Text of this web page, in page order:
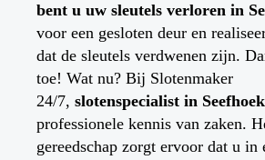
bent u uw sleutels verloren in
voor een gesloten deur en
dat de sleutels verdwenen zijn.
toe! Wat nu? Bij Slotenmaker
24/7, slotenspecialist in Seefhoek
professionele kennis van zaken.
gereedschap zorgt ervoor dat u in